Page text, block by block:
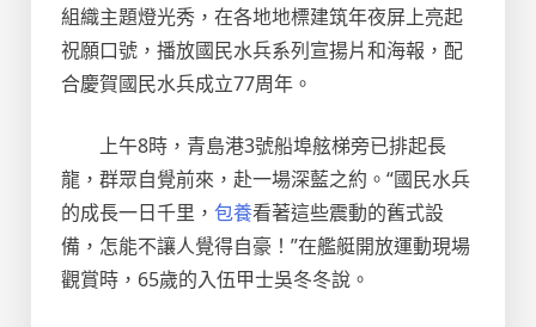
組織主題燈光秀，在各地地標建筑年夜屏上亮起
祝願口號，播放國民水兵系列宣揚片和海報，配
合慶賀國民水兵成立77周年。
上午8時，青島港3號船埠舷梯旁已排起長
龍，群眾自覺前來，赴一場深藍之約。“國民水兵
的成長一日千里， 包養看著這些震動的舊式設
備，怎能不讓人覺得自豪！”在艦艇開放運動現場
觀賞時，65歲的入伍甲士吳冬冬說。